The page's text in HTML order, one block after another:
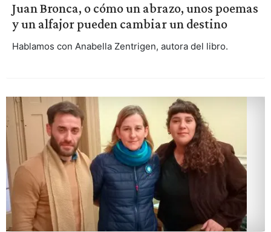
Juan Bronca, o cómo un abrazo, unos poemas
y un alfajor pueden cambiar un destino
Hablamos con Anabella Zentrigen, autora del libro.